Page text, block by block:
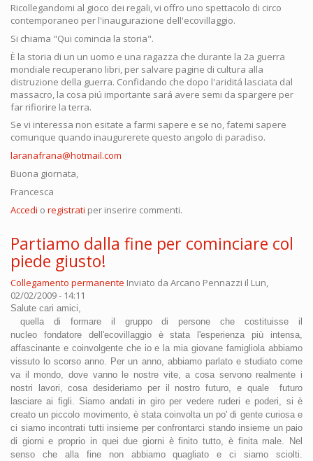
Ricollegandomi al gioco dei regali, vi offro uno spettacolo di circo
contemporaneo per l'inaugurazione dell'ecovillaggio.
Si chiama "Qui comincia la storia".
È la storia di un un uomo e una ragazza che durante la 2a guerra
mondiale recuperano libri, per salvare pagine di cultura alla
distruzione della guerra. Confidando che dopo l'ariditá lasciata dal
massacro, la cosa piú importante sará avere semi da spargere per
far rifiorire la terra.
Se vi interessa non esitate a farmi sapere e se no, fatemi sapere
comunque quando inaugurerete questo angolo di paradiso.
laranafrana@hotmail.com
Buona giornata,
Francesca
Accedi o registrati per inserire commenti.
Partiamo dalla fine per cominciare col
piede giusto!
Collegamento permanente Inviato da Arcano Pennazzi il Lun,
02/02/2009 - 14:11
Salute cari amici,
quella di formare il gruppo di persone che costituisse il
nucleo fondatore dell'ecovillaggio è stata l'esperienza più intensa,
affascinante e coinvolgente che io e la mia giovane famigliola abbiamo
vissuto lo scorso anno. Per un anno, abbiamo parlato e studiato come
va il mondo, dove vanno le nostre vite, a cosa servono realmente i
nostri lavori, cosa desideriamo per il nostrofuturo, e quale
futuro
lasciare ai figli. Siamo andati in giro per vedere ruderi e poderi, si è
creato un piccolo movimento, è stata coinvolta un po' di gente curiosa e
ci siamo incontrati tutti insieme per confrontarci stando insieme un paio
di giorni e proprio in quei due giorni è finito tutto, è finita male. Ne
senso che alla fine non abbiamo quagliato e ci siamo sciolti.